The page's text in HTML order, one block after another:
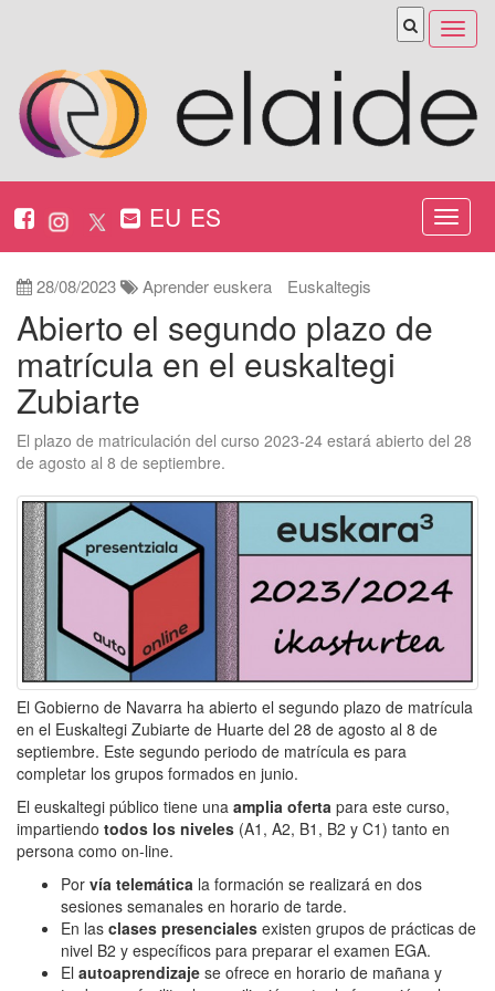
Abrir
menú
EU ES
ireki
28/08/2023 Aprender euskera Euskaltegis
Abierto el segundo plazo de
matrícula en el euskaltegi
Zubiarte
El plazo de matriculación del curso 2023-24 estará abierto del 28
de agosto al 8 de septiembre.
El Gobierno de Navarra ha abierto el segundo plazo de matrícula
en el Euskaltegi Zubiarte de Huarte del 28 de agosto al 8 de
septiembre. Este segundo periodo de matrícula es para
completar los grupos formados en junio.
El euskaltegi público tiene una amplia oferta para este curso,
impartiendo todos los niveles (A1, A2, B1, B2 y C1) tanto en
persona como on-line.
Por vía telemática la formación se realizará en dos
sesiones semanales en horario de tarde.
En las clases presenciales existen grupos de prácticas de
nivel B2 y específicos para preparar el examen EGA.
El autoaprendizaje se ofrece en horario de mañana y